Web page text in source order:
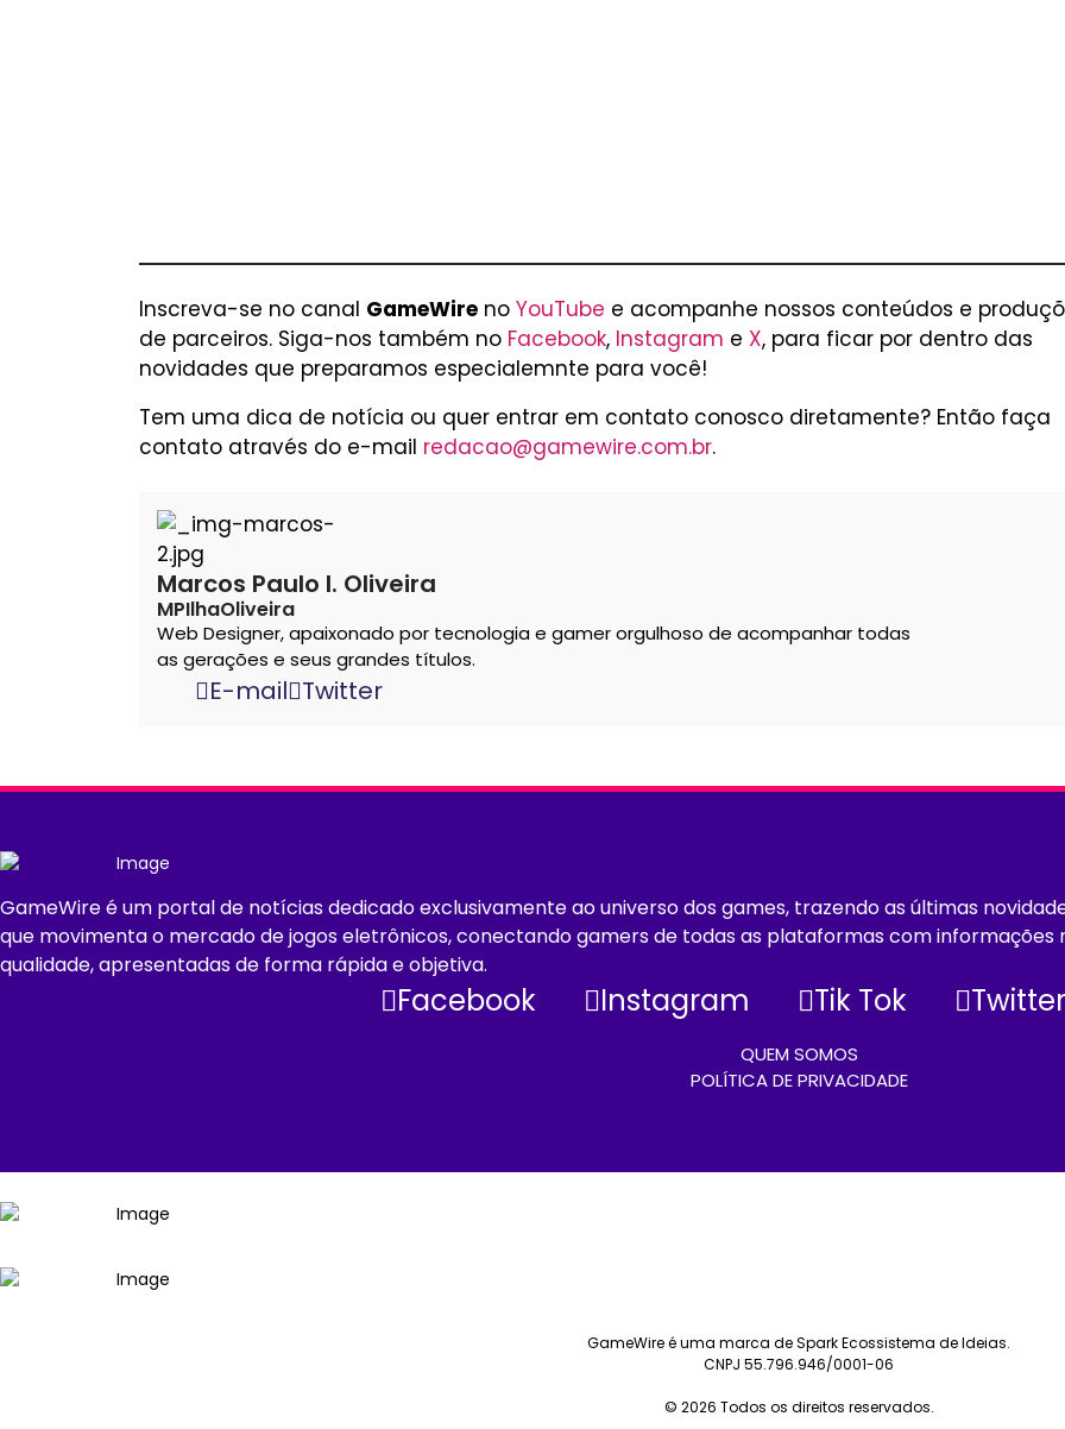
Inscreva-se no canal GameWire no YouTube e acompanhe nossos conteúdos e
de parceiros. Siga-nos também no Facebook, Instagram e X, para ficar por dentro das
novidades que preparamos especialemnte para você!
Tem uma dica de notícia ou quer entrar em contato conosco diretamente? Então faça
contato através do e-mail redacao@gamewire.com.br.
Marcos Paulo I. Oliveira
MPIlhaOliveira
Web Designer, apaixonado por tecnologia e gamer orgulhoso de acompanhar todas
as gerações e seus grandes títulos.
E-mail Twitter
GameWire é um portal de notícias dedicado exclusivamente ao universo dos games, trazendo as últimas
que movimenta o mercado de jogos eletrônicos, conectando gamers de todas as plataformas com informações
qualidade, apresentadas de forma rápida e objetiva.
Facebook Instagram Tik Tok Twitter
QUEM SOMOS
POLÍTICA DE PRIVACIDADE
GameWire é uma marca de Spark Ecossistema de Ideias.
CNPJ 55.796.946/0001-06
© 2026 Todos os direitos reservados.